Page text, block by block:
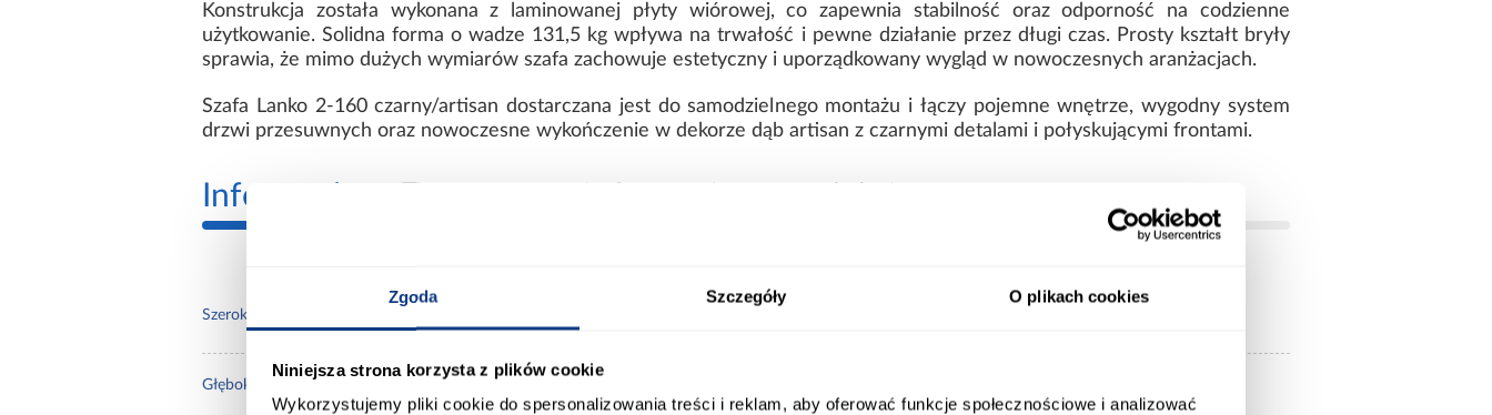
Zgoda Szczegóły O plikach cookies
Niniejsza strona korzysta z plików cookie
Wykorzystujemy pliki cookie do spersonalizowania treści i reklam, aby oferować funkcje społecznościowe i analizować
Konstrukcja została wykonana z laminowanej płyty wiórowej, co zapewnia stabilność oraz odporność na codzienne
użytkowanie. Solidna forma o wadze 131,5 kg wpływa na trwałość i pewne działanie przez długi czas. Prosty kształt bryły
sprawia, że mimo dużych wymiarów szafa zachowuje estetyczny i uporządkowany wygląd w nowoczesnych aranżacjach.
Szafa Lanko 2-160 czarny/artisan dostarczana jest do samodzielnego montażu i łączy pojemne wnętrze, wygodny system
drzwi przesuwnych oraz nowoczesne wykończenie w dekorze dąb artisan z czarnymi detalami i połyskującymi frontami.
Informacje
Szerokość [cm]:
Głębokość [cm]: 60.00